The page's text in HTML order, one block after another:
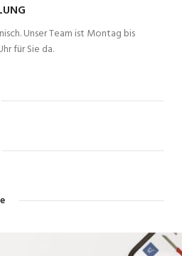
Unser Team ist Montag bis
für Sie da.